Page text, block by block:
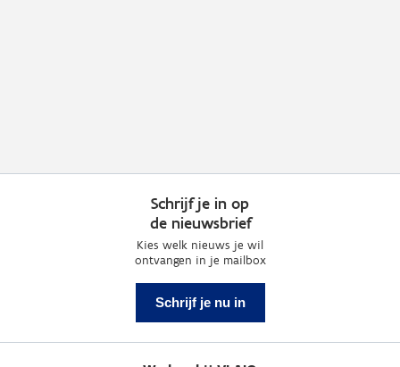
Schrijf je in op
de nieuwsbrief
Kies welk nieuws je wil
ontvangen in je mailbox
Schrijf je nu in